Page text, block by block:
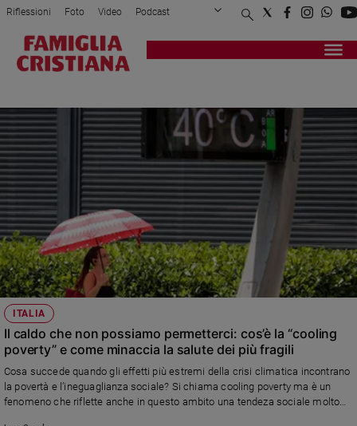
Attualità
Politica
Mondo
Economia
Legalità
e
giustizia
Sport
Interviste
Papa
Papa
Chiesa
Chiesa
Riflessioni Foto Video Podcast
Privacy Policy Chi siamo
Registrati Redazione
ITALIA
Il caldo che non possiamo permetterci: cos’è la “cooling
poverty” e come minaccia la salute dei più fragili
Cosa succede quando gli effetti più estremi della crisi climatica incontrano
la povertà e l’ineguaglianza sociale? Si chiama cooling poverty ma è un
fenomeno che riflette anche in questo ambito una tendeza sociale molto